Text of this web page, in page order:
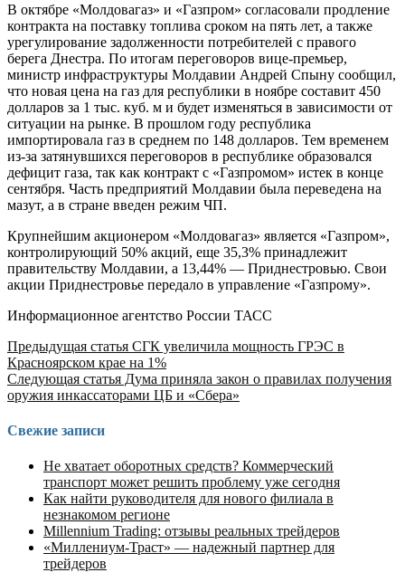
В октябре «Молдовагаз» и «Газпром» согласовали продление
контракта на поставку топлива сроком на пять лет, а также
урегулирование задолженности потребителей с правого
берега Днестра. По итогам переговоров вице-премьер,
министр инфраструктуры Молдавии Андрей Спыну сообщил,
что новая цена на газ для республики в ноябре составит 450
долларов за 1 тыс. куб. м и будет изменяться в зависимости от
ситуации на рынке. В прошлом году республика
импортировала газ в среднем по 148 долларов. Тем временем
из-за затянувшихся переговоров в республике образовался
дефицит газа, так как контракт с «Газпромом» истек в конце
сентября. Часть предприятий Молдавии была переведена на
мазут, а в стране введен режим ЧП.
Крупнейшим акционером «Молдовагаз» является «Газпром»,
контролирующий 50% акций, еще 35,3% принадлежит
правительству Молдавии, а 13,44% — Приднестровью. Свои
акции Приднестровье передало в управление «Газпрому».
Информационное агентство России ТАСС
Продолжить
чтение
Предыдущая статья СГК увеличила мощность ГРЭС в
Красноярском крае на 1%
Следующая статья Дума приняла закон о правилах получения
оружия инкассаторами ЦБ и «Сбера»
Свежие записи
Не хватает оборотных средств? Коммерческий
транспорт может решить проблему уже сегодня
Как найти руководителя для нового филиала в
незнакомом регионе
Millennium Trading: отзывы реальных трейдеров
«Миллениум-Траст» — надежный партнер для
трейдеров